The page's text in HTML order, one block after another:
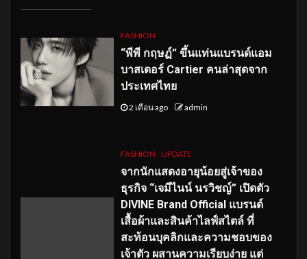
FASHION
“พีพี กฤษฏ์” ขึ้นแท่นแบรนด์แอม
บาสเดอร์ Cartier คนล่าสุดจาก
ประเทศไทย
2 เดือน ago admin
FASHION UPDATE
จากนักแสดงอายุน้อยสู่เจ้าของ
ธุรกิจ “เจมีไนน์ นรวิชญ์” เปิดตัว
DIVINE Brand Official แบรนด์
เสื้อผ้าและสินค้าไลฟ์สไตล์ ที่
สะท้อนบุคลิกและความชอบของ
เจ้าตัว ผสานความเรียบง่าย แต่